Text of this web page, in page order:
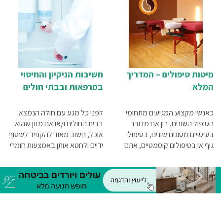
מיטות טיפולים – המדריך
המלא
כאנשי מקצוע המגיעים מתחומי
הטיפול השונים, בין אם מדובר
בעיסויים מסוגים שונים, בטיפולי
גוף או בטיפולים קוסמטיים, אתם
החשובים בטיפול שאתם מעניקים
הוא המיטה עליה שוכב המטופל.
זאת משום שנוחות היא מילת
חשיבות הניקיון והחיטוי
במרפאות ובבתי חולים
לפני כל מגע עם חולה הנמצא
בבית החולים ו/או אם מזון שהוא
אוכל, חשוב מאוד להקפיד לשטוף
ידיים ולחטא אותן באמצעות חומרי
בקבוקונים המכילים נוזלי חיטוי
אלכוהוליים